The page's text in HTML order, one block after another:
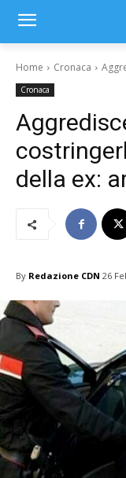
Home Cronaca
Cronaca
della ex:
By Redazione CDN 26